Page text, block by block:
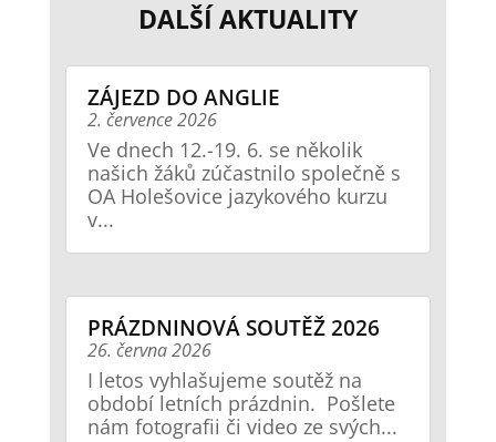
DALŠÍ AKTUALITY
ZÁJEZD DO ANGLIE
2. července 2026
Ve dnech 12.-19. 6. se několik
našich žáků zúčastnilo společně s
OA Holešovice jazykového kurzu
v...
PRÁZDNINOVÁ SOUTĚŽ 2026
26. června 2026
I letos vyhlašujeme soutěž na
období letních prázdnin. Pošlete
nám fotografii či video ze svých...